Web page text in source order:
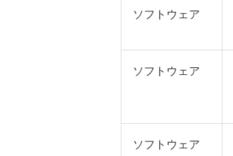
ソフトウェア
ソフトウェア
ソフトウェア